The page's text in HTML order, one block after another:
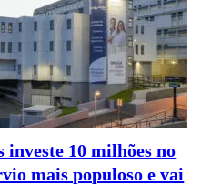
investe 10 milhões no
mais populoso e vai